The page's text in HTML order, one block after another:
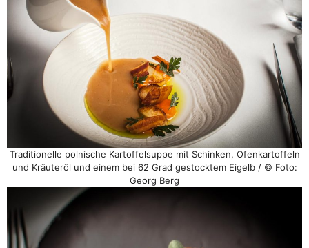
Traditionelle polnische Kartoffelsuppe mit Schinken, Ofenkartoffeln
und Kräuteröl und einem bei 62 Grad gestocktem Eigelb / © Foto:
Georg Berg